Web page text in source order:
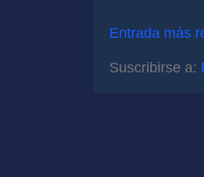
Entrada más
Suscribirse a: